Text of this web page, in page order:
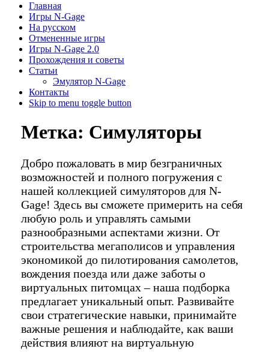
Главная
Игры N-Gage
На русском
Отмененные игры
Игры N-Gage 2.0
Прохождения и советы
Статьи
Эмулятор N-Gage
Контакты
Skip to menu toggle button
Метка: Симуляторы
Добро пожаловать в мир безграничных
возможностей и полного погружения с
нашей коллекцией симуляторов для N-
Gage! Здесь вы сможете примерить на себя
любую роль и управлять самыми
разнообразными аспектами жизни. От
строительства мегаполисов и управления
экономикой до пилотирования самолетов,
вождения поезда или даже заботы о
виртуальных питомцах – наша подборка
предлагает уникальный опыт. Развивайте
свои стратегические навыки, принимайте
важные решения и наблюдайте, как ваши
действия влияют на виртуальную